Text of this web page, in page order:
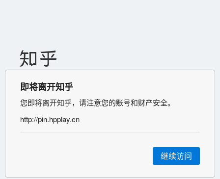
即将离开知乎
您即将离开知乎，请注意您的账号和财产安全。
http://pin.hpplay.cn
继续访问